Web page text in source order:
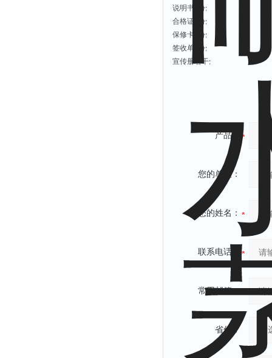
说明书
份;
合格证 份;
保修卡 份;
签收单 份;
宣传册若干;
产品：
您的单位：
您的姓名：
联系电话：
常用邮箱：
省份：